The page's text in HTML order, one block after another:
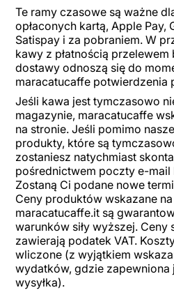
Te ramy czasowe są ważne
opłaconych kartą, Apple Pay,
Satispay i za pobraniem. W
kawy z płatnością
dostawy odnoszą się do
maracatucaffe potwierdzenia
Jeśli kawa jest tymczasowo
magazynie, maracatucaffe
na stronie. Jeśli pomimo
produkty, które są
zostaniesz natychmiast
pośrednictwem poczty e-
Zostaną Ci podane nowe
Ceny produktów wskazane
maracatucaffe.it są
warunków siły wyższej. Ceny
zawierają podatek VAT.
wliczone (z wyjątkiem
wydatków, gdzie zapewniona
wysyłka).